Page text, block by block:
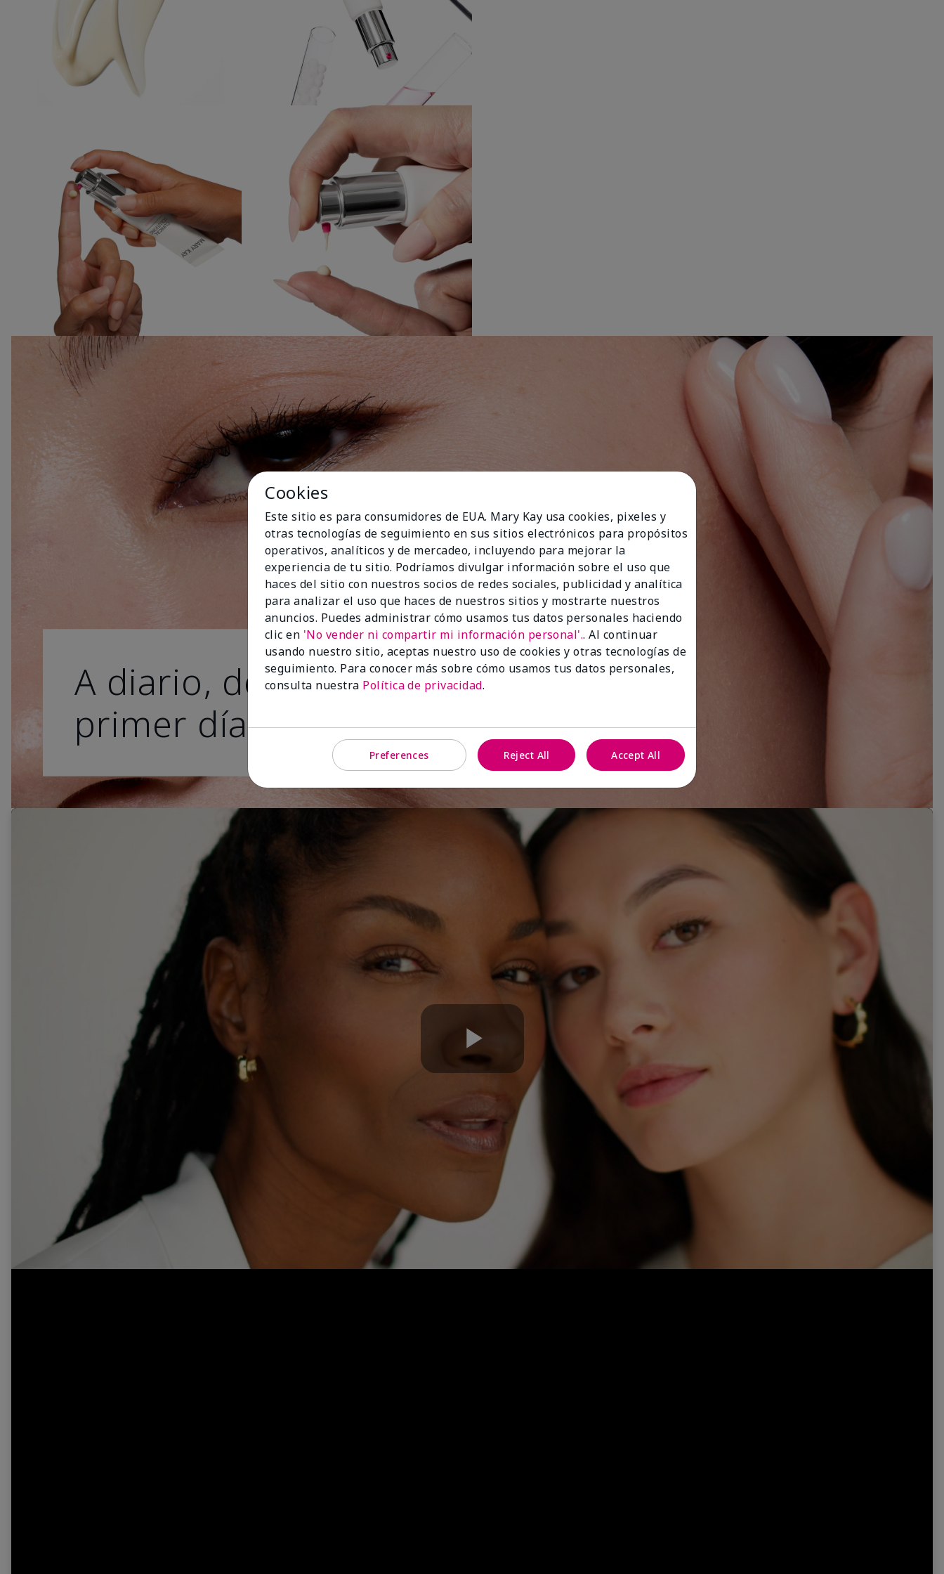
A diario, desde el
primer día.
Play
Video
Cookies
Este sitio es para consumidores de EUA. Mary Kay usa cookies, pixeles y
otras tecnologías de seguimiento en sus sitios electrónicos para propósitos
operativos, analíticos y de mercadeo, incluyendo para mejorar la
experiencia de tu sitio. Podríamos divulgar información sobre el uso que
haces del sitio con nuestros socios de redes sociales, publicidad y analítica
para analizar el uso que haces de nuestros sitios y mostrarte nuestros
anuncios. Puedes administrar cómo usamos tus datos personales haciendo
clic en 'No vender ni compartir mi información personal'.. Al continuar
usando nuestro sitio, aceptas nuestro uso de cookies y otras tecnologías de
seguimiento. Para conocer más sobre cómo usamos tus datos personales,
consulta nuestra Política de privacidad.
Preferences Reject All Accept All